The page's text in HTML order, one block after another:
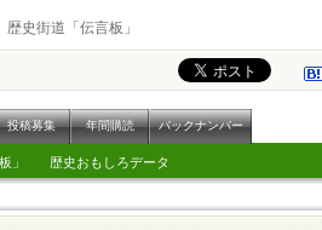
歴史街道「伝言板」
投稿募集 年間購読 バックナンバー
」 歴史おもしろデータ